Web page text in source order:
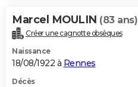
Marcel MOULIN (83 ans)
Créer une cagnotte obsèques
Naissance
18/08/1922 à Rennes
Décès